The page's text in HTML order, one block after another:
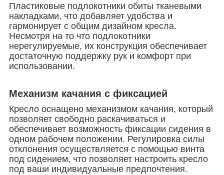
Пластиковые подлокотники обиты тканевыми
накладками, что добавляет удобства и
гармонирует с общим дизайном кресла.
Несмотря на то что подлокотники
нерегулируемые, их конструкция обеспечивает
достаточную поддержку рук и комфорт при
использовании.
Механизм качания с фиксацией
Кресло оснащено механизмом качания, который
позволяет свободно раскачиваться и
обеспечивает возможность фиксации сидения в
одном рабочем положении. Регулировка силы
отклонения осуществляется с помощью винта
под сидением, что позволяет настроить кресло
под ваши индивидуальные предпочтения.